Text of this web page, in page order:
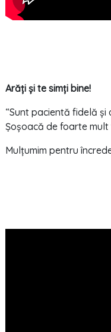
Arăți și te simți bine!
“Sunt pacientă fidelă
Șoșoacă de foarte mult
Mulțumim pentru